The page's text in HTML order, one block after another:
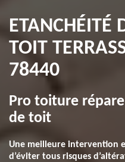
ETANCHÉITÉ
TOIT
78440
Pro toiture
de toit
Une meilleure intervention
d’éviter tous risques